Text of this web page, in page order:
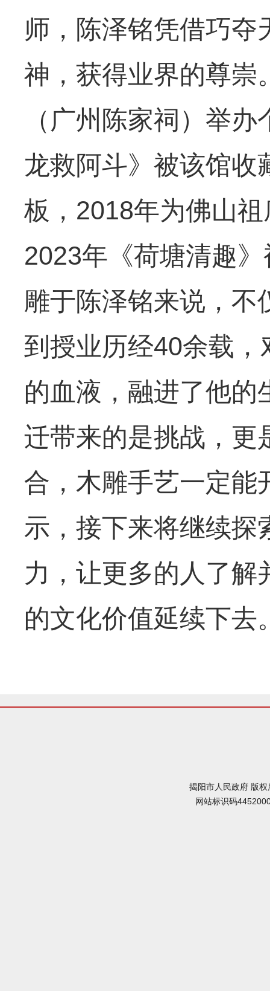
师，陈泽铭凭借巧夺
神，获得业界的尊崇
（广州陈家祠）举
龙救阿斗》被该馆收
板，2018年为佛山
2023年《荷塘清趣
雕于陈泽铭来说，不
到授业历经40余载
的血液，融进了他的
迁带来的是挑战，更
合，木雕手艺一定能
示，接下来将继续探
力，让更多的人了解
的文化价值延续下去
揭阳市人民政府 版
网站标识码